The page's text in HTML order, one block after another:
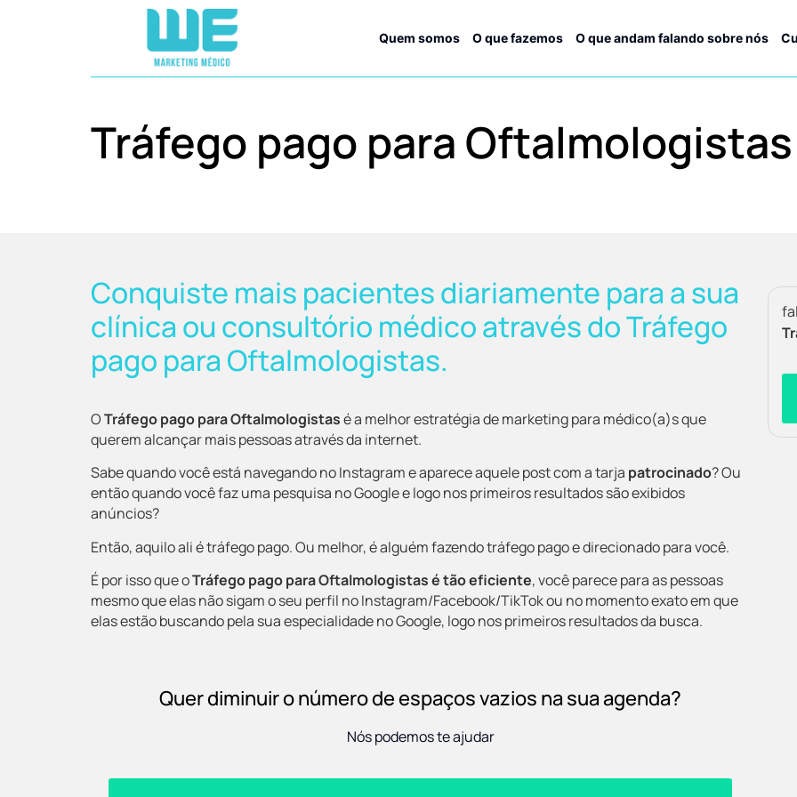
Quem somos O que fazemos O que andam falando sobre nós
Tráfego pago para Oftalmologistas
Conquiste mais pacientes diariamente para a sua
clínica ou consultório médico através do Tráfego
pago para Oftalmologistas.
OTráfego pago para Oftalmologistasé a melhor estratégia de marketing para médico(a)s que
querem alcançar mais pessoas através da internet.
Sabe quando você está navegando no Instagram e aparece aquele post com a tarja patrocinado? Ou
então quando você faz uma pesquisa no Google e logo nos primeiros resultados são exibidos
anúncios?
Então, aquilo ali é tráfego pago. Ou melhor, é alguém fazendo tráfego pago e direcionado para você.
É por isso que oTráfego pago para Oftalmologistasé tão eficiente, você parece para as pessoas
mesmo que elas não sigam o seu perfil no Instagram/Facebook/TikTok ou no momento exato em que
elas estão buscando pela sua especialidade no Google, logo nos primeiros resultados da busca.
Quer diminuir o número de espaços vazios na sua agenda?
Nós podemos te ajudar